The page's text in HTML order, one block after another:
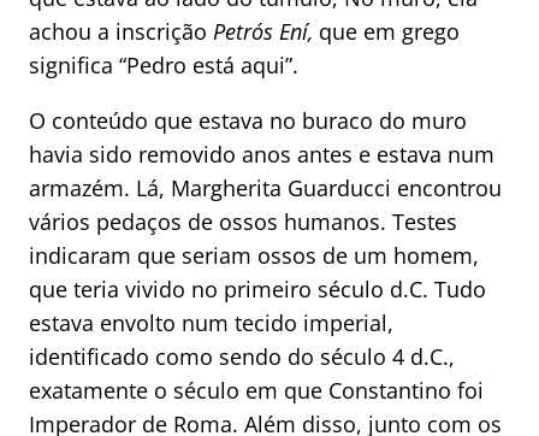
achou a inscrição Petrós Ení, que em grego
significa “Pedro está aqui”.
O conteúdo que estava no buraco do muro
havia sido removido anos antes e estava num
armazém. Lá, Margherita Guarducci encontrou
vários pedaços de ossos humanos. Testes
indicaram que seriam ossos de um homem,
que teria vivido no primeiro século d.C. Tudo
estava envolto num tecido imperial,
identificado como sendo do século 4 d.C.,
exatamente o século em que Constantino foi
Imperador de Roma. Além disso, junto com os